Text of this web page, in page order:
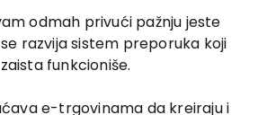
odmah privući pažnju jeste
razvija sistem preporuka koji
zaista funkcioniše.
e-trgovinama da kreiraju i